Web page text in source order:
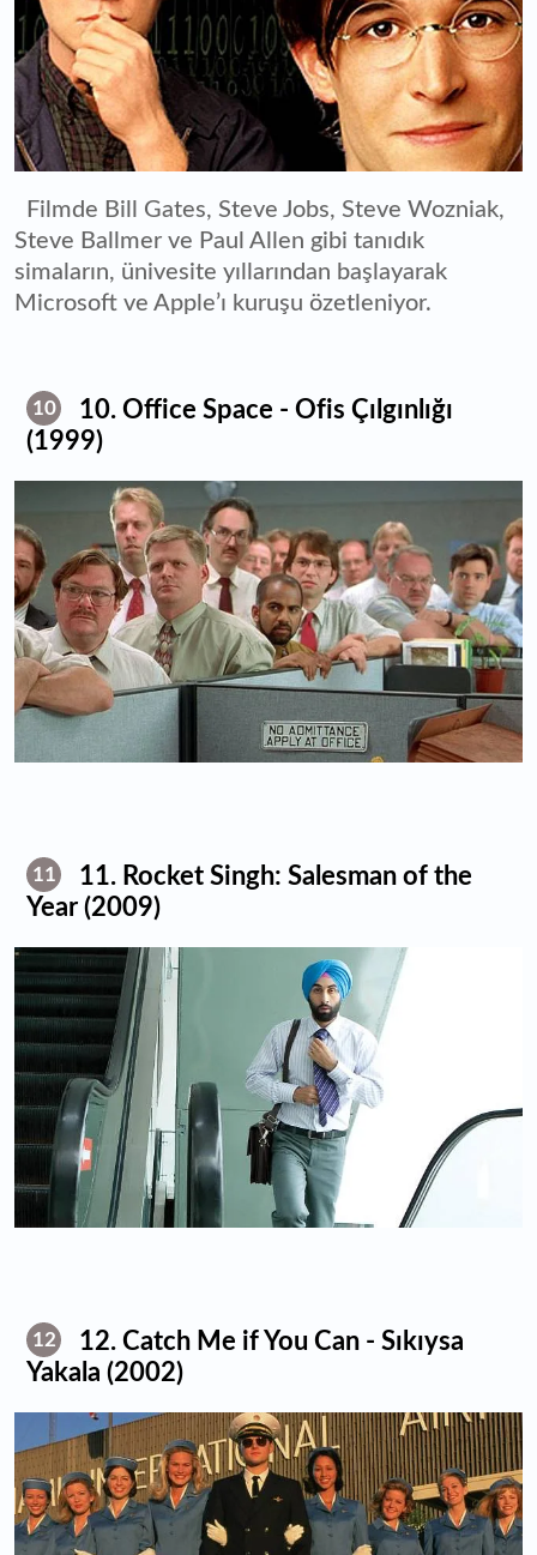
Filmde Bill Gates, Steve Jobs, Steve Wozniak,
Steve Ballmer ve Paul Allen gibi tanıdık
simaların, ünivesite yıllarından başlayarak
Microsoft ve Apple’ı kuruşu özetleniyor.
10
10. Office Space - Ofis Çılgınlığı
(1999)
11
11. Rocket Singh: Salesman of the
Year (2009)
12
12. Catch Me if You Can - Sıkıysa
Yakala (2002)